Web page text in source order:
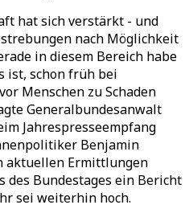
hat sich verstärkt - und
nach Möglichkeit
in diesem Bereich habe
ist, schon früh bei
Menschen zu Schaden
Generalbundesanwalt
Jahrespresseempfang
Benjamin
aktuellen Ermittlungen
des Bundestages ein Bericht
sei weiterhin hoch.